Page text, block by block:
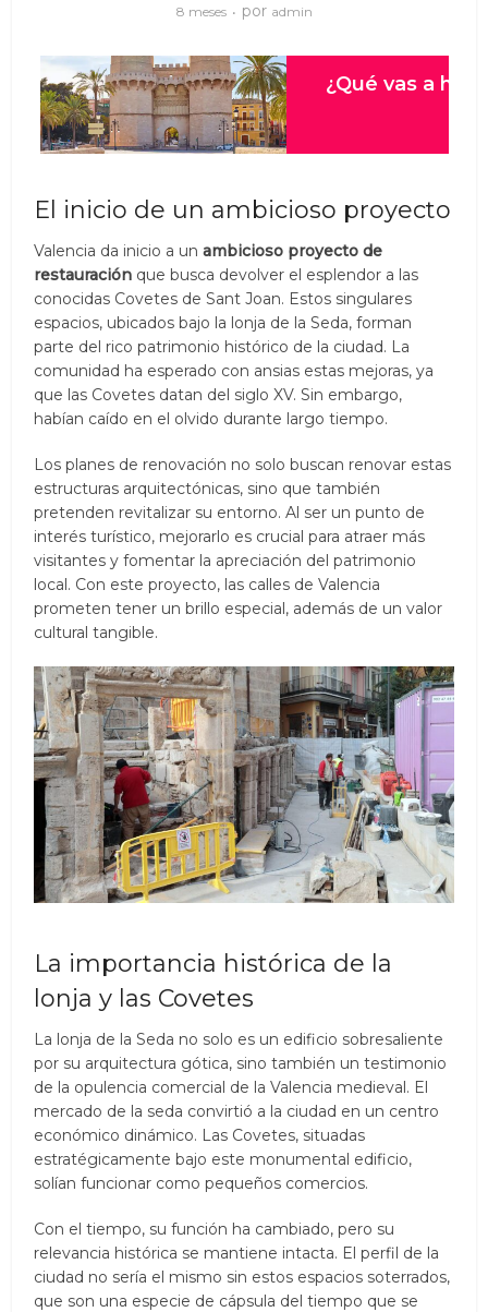
8 meses por admin
El inicio de un ambicioso proyecto
Valencia da inicio a unambicioso proyecto de
restauración que busca devolver el esplendor a las
conocidas Covetes de Sant Joan. Estos singulares
espacios, ubicados bajo la lonja de la Seda, forman
parte del rico patrimonio histórico de la ciudad. La
comunidad ha esperado con ansias estas mejoras, ya
que las Covetes datan del siglo XV. Sin embargo,
habían caído en el olvido durante largo tiempo.
Los planes de renovación no solo buscan renovar estas
estructuras arquitectónicas, sino que también
pretenden revitalizar su entorno. Al ser un punto de
interés turístico, mejorarlo es crucial para atraer más
visitantes y fomentar la apreciación del patrimonio
local. Con este proyecto, las calles de Valencia
prometen tener un brillo especial, además de un valor
cultural tangible.
La importancia histórica de la
lonja y las Covetes
La lonja de la Seda no solo es un edificio sobresaliente
por su arquitectura gótica, sino también un testimonio
de la opulencia comercial de la Valencia medieval. El
mercado de la seda convirtió a la ciudad en un centro
económico dinámico. Las Covetes, situadas
estratégicamente bajo este monumental edificio,
solían funcionar como pequeños comercios.
Con el tiempo, su función ha cambiado, pero su
relevancia histórica se mantiene intacta. El perfil de la
ciudad no sería el mismo sin estos espacios soterrados,
que son una especie de cápsula del tiempo que se